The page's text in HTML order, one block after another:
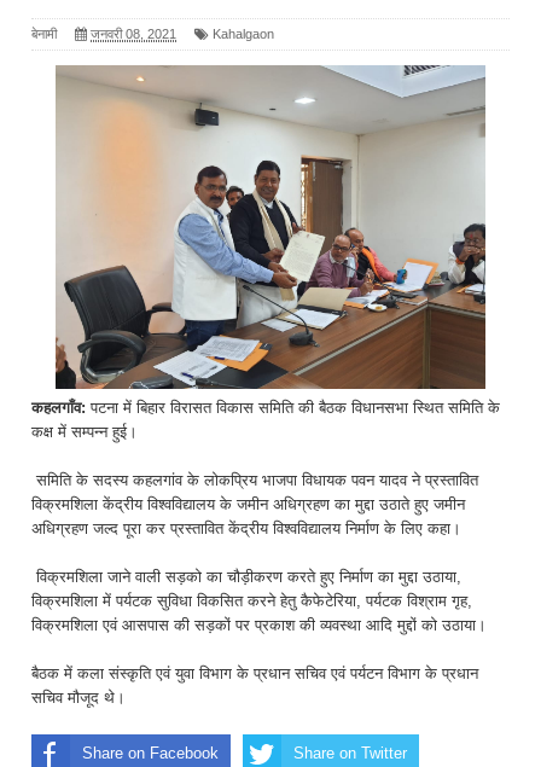
बेनामी जनवरी 08, 2021 Kahalgaon
कहलगाँव: पटना में बिहार विरासत विकास समिति की बैठक विधानसभा स्थित समिति के
कक्ष में सम्पन्न हुई।
समिति के सदस्य कहलगांव के लोकप्रिय भाजपा विधायक पवन यादव ने प्रस्तावित
विक्रमशिला केंद्रीय विश्वविद्यालय के जमीन अधिग्रहण का मुद्दा उठाते हुए जमीन
अधिग्रहण जल्द पूरा कर प्रस्तावित केंद्रीय विश्वविद्यालय निर्माण के लिए कहा।
विक्रमशिला जाने वाली सड़को का चौड़ीकरण करते हुए निर्माण का मुद्दा उठाया,
विक्रमशिला में पर्यटक सुविधा विकसित करने हेतु कैफेटेरिया, पर्यटक विश्राम गृह,
विक्रमशिला एवं आसपास की सड़कों पर प्रकाश की व्यवस्था आदि मुद्दों को उठाया।
बैठक में कला संस्कृति एवं युवा विभाग के प्रधान सचिव एवं पर्यटन विभाग के प्रधान
सचिव मौजूद थे।
Share on Facebook Share on Twitter